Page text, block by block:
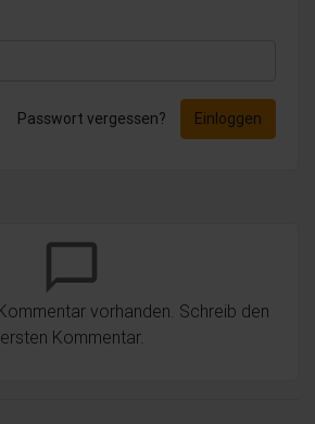
Passwort vergessen? Einloggen
chat_bubble_outline
vorhanden. Schreib den
ersten Kommentar.